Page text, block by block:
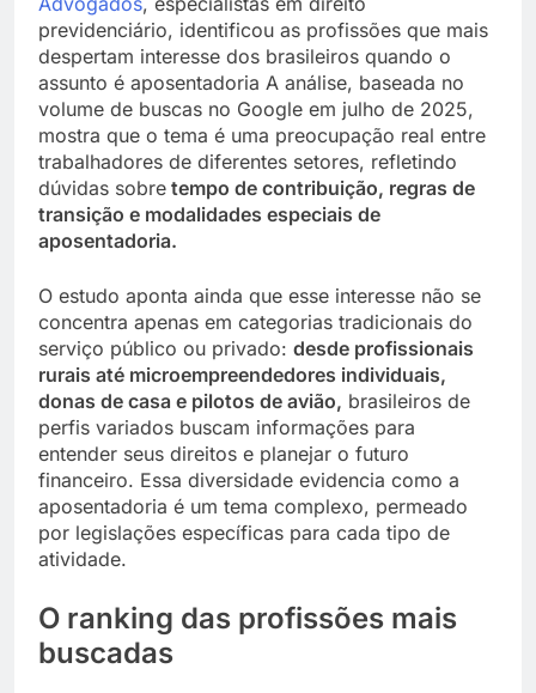
previdenciário, identificou as profissões que mais
despertam interesse dos brasileiros quando o
assunto é aposentadoria A análise, baseada no
volume de buscas no Google em julho de 2025,
mostra que o tema é uma preocupação real entre
trabalhadores de diferentes setores, refletindo
dúvidas sobre tempo de contribuição, regras de
transição e modalidades especiais de
aposentadoria.
O estudo aponta ainda que esse interesse não se
concentra apenas em categorias tradicionais do
serviço público ou privado: desde profissionais
rurais até microempreendedores individuais,
donas de casa e pilotos de avião, brasileiros de
perfis variados buscam informações para
entender seus direitos e planejar o futuro
financeiro. Essa diversidade evidencia como a
aposentadoria é um tema complexo, permeado
por legislações específicas para cada tipo de
atividade.
O ranking das profissões mais
buscadas